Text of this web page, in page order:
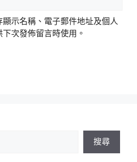
顯示名稱、電子郵件地址及個人
次發佈留言時使用。
搜尋